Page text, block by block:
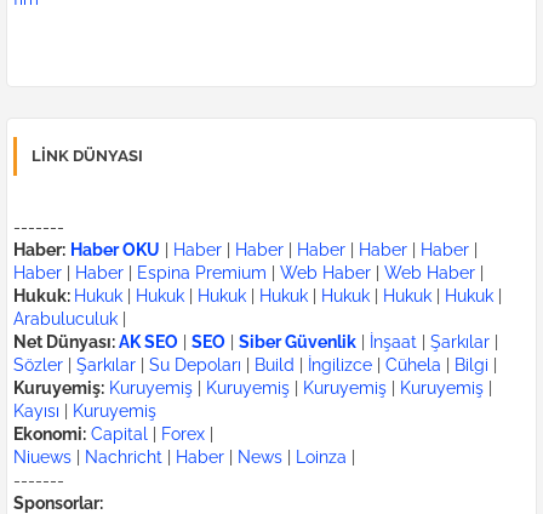
LINK DÜNYASI
-------
Haber: Haber OKU | Haber | Haber | Haber | Haber | Haber |
Haber | Haber | Espina Premium | Web Haber | Web Haber |
Hukuk: Hukuk | Hukuk | Hukuk | Hukuk | Hukuk | Hukuk | Hukuk |
Arabuluculuk |
Net Dünyası:AK SEO | SEO | Siber Güvenlik | İnşaat | Şarkılar |
Sözler | Şarkılar | Su Depoları | Build | İngilizce | Cühela | Bilgi |
Kuruyemiş: Kuruyemiş | Kuruyemiş | Kuruyemiş | Kuruyemiş |
Kayısı | Kuruyemiş
Ekonomi: Capital | Forex |
Niuews | Nachricht | Haber | News | Loinza |
-------
Sponsorlar: